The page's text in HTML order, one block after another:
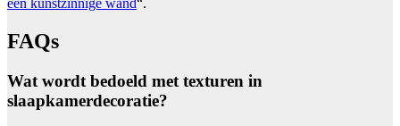
een kunstzinnige wand“.
FAQs
Wat wordt bedoeld met texturen in
slaapkamerdecoratie?